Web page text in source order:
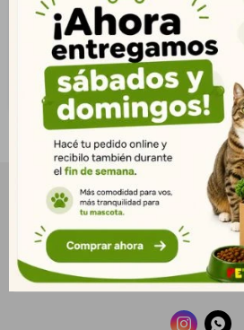
$ 2.490
$ 2.792
¡Suscribite y recibí todas
 